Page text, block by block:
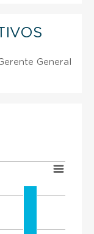
General